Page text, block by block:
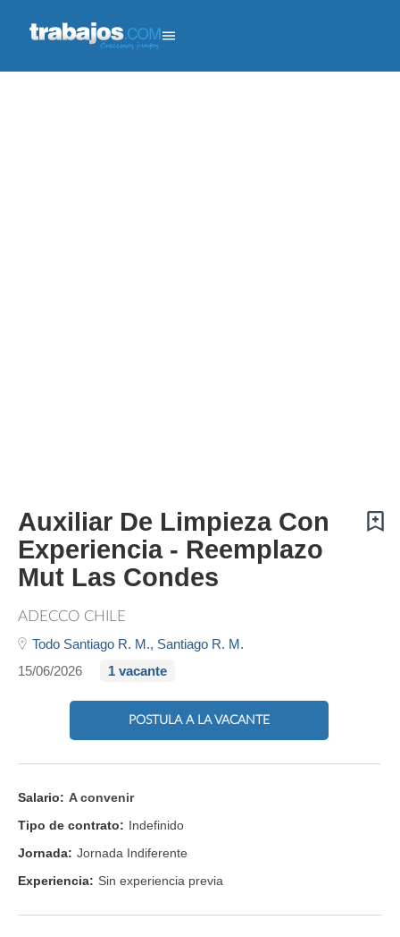
Auxiliar De Limpieza Con
Experiencia - Reemplazo
Mut Las Condes
ADECCO CHILE
Todo Santiago R. M., Santiago R. M.
15/06/2026
1 vacante
POSTULA A LA VACANTE
Salario: A convenir
Tipo de contrato: Indefinido
Jornada: Jornada Indiferente
Experiencia: Sin experiencia previa